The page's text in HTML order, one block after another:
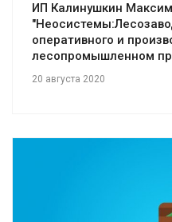
ИП Калинушкин
оперативного и
лесопромышленном
20 августа 2020